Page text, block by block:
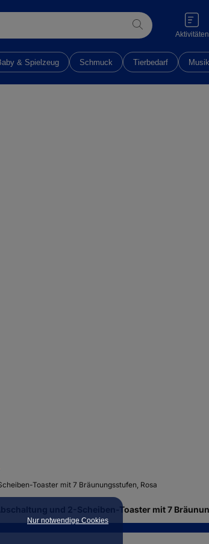
Nur notwendige Cookies
Aktivitäten
& Spielzeug Schmuck Tierbedarf
und 2-Scheiben-Toaster mit 7